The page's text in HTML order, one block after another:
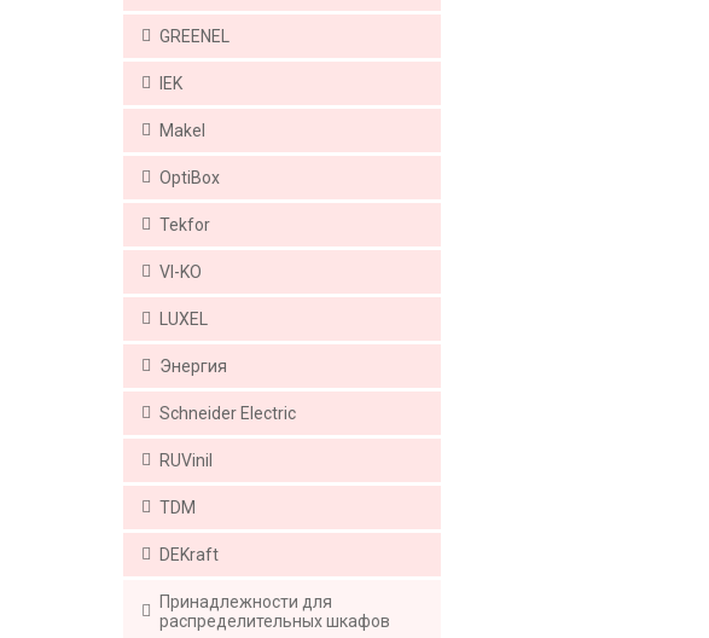
GREENEL
IEK
Makel
OptiBox
Tekfor
VI-KO
LUXEL
Энергия
Schneider Electric
RUVinil
TDM
DEKraft
Принадлежности для
распределительных шкафов